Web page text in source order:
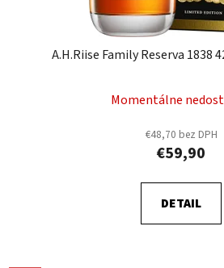
A.H.Riise Family Reserva 1838
Momentálne
€48,70 bez DPH
€59,90
DETAIL